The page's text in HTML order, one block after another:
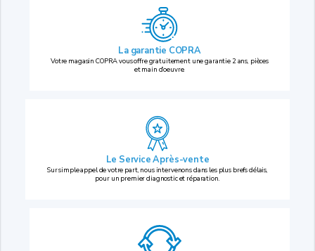
La garantie COPRA
Votre magasin COPRA vous offre gratuitement une garantie 2 ans, pièces
et main d’oeuvre.
Le Service Après-vente
Sur simple appel de votre part, nous intervenons dans les plus brefs délais,
pour un premier diagnostic et réparation.